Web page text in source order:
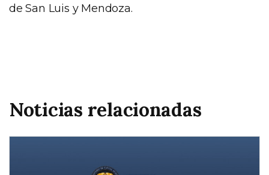
de San Luis y Mendoza.
Noticias relacionadas